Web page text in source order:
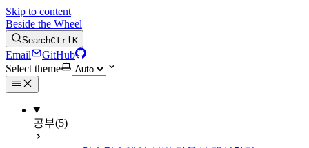
Skip to content
Beside the Wheel
SearchCtrlK
Email
GitHub
Select theme
공부(5)